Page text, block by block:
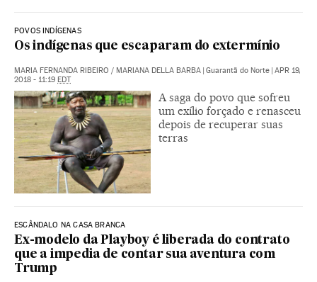
POVOS INDÍGENAS
Os indígenas que escaparam do extermínio
MARIA FERNANDA RIBEIRO / MARIANA DELLA BARBA | Guarantã do Norte | APR 19,
2018 - 11:19 EDT
A saga do povo que sofreu
um exílio forçado e renasceu
depois de recuperar suas
terras
ESCÂNDALO NA CASA BRANCA
Ex-modelo da Playboy é liberada do contrato
que a impedia de contar sua aventura com
Trump